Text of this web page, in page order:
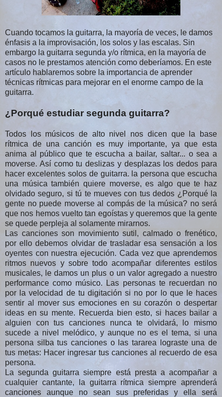
Cuando tocamos la guitarra, la mayoría de veces, le damos
énfasis a la improvisación, los solos y las escalas. Sin
embargo la guitarra segunda y/o rítmica, en la mayoría de
casos no le prestamos atención como deberíamos. En este
artículo hablaremos sobre la importancia de aprender
técnicas rítmicas para mejorar en el enorme campo de la
guitarra.
¿Porqué estudiar segunda guitarra?
Todos los músicos de alto nivel nos dicen que la base
rítmica de una canción es muy importante, ya que esta
anima al público que te escucha a bailar, saltar... o sea a
moverse. Así como tu deslizas y desplazas los dedos para
hacer excelentes solos de guitarra. la persona que escucha
una música también quiere moverse, es algo que te haz
olvidado seguro, si tú te mueves con tus dedos ¿Porqué la
gente no puede moverse al compás de la música? no será
que nos hemos vuelto tan egoístas y queremos que la gente
se quede perpleja al solamente mirarnos.
Las canciones son movimiento sutil, calmado o frenético,
por ello debemos olvidar de trasladar esa sensación a los
oyentes con nuestra ejecución. Cada vez que aprendemos
ritmos nuevos y sobre todo acompañar diferentes estilos
musicales, le damos un plus o un valor agregado a nuestro
performance como músico. Las personas te recuerdan no
por la velocidad de tu digitación si no por lo que le haces
sentir al mover sus emociones en su corazón o despertar
ideas en su mente. Recuerda bien esto, si haces bailar a
alguien con tus canciones nunca te olvidará, lo mismo
sucede a nivel melódico, y aunque no es el tema, si una
persona silba tus canciones o las tararea lograste una de
tus metas: Hacer ingresar tus canciones al recuerdo de esa
persona.
La segunda guitarra siempre está presta a acompañar a
cualquier cantante, la guitarra rítmica siempre aprenderá
canciones aunque no sean sus preferidas y ella será